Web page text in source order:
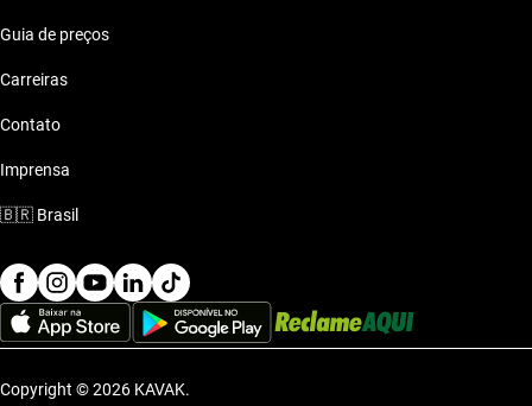
Guia de preços
Carreiras
Contato
Imprensa
🇧🇷 Brasil
Copyright © 2026 KAVAK.